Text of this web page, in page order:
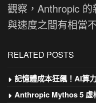
觀察，Anthropic
與速度之間有相當
RELATED POSTS
記憶體成本狂飆！AI算
Anthropic Mythos 5 虛